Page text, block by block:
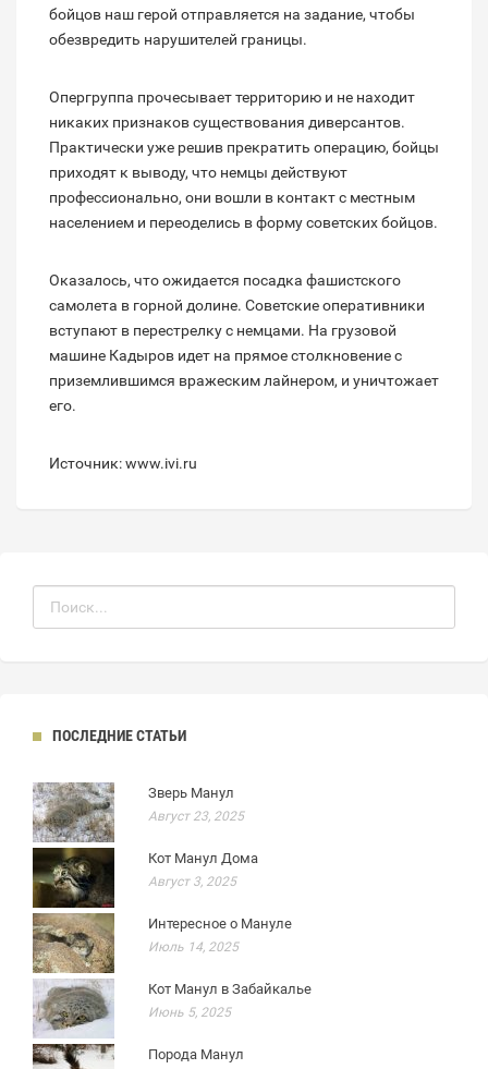
бойцов наш герой отправляется на задание, чтобы
обезвредить нарушителей границы.
Опергруппа прочесывает территорию и не находит
никаких признаков существования диверсантов.
Практически уже решив прекратить операцию, бойцы
приходят к выводу, что немцы действуют
профессионально, они вошли в контакт с местным
населением и переоделись в форму советских бойцов.
Оказалось, что ожидается посадка фашистского
самолета в горной долине. Советские оперативники
вступают в перестрелку с немцами. На грузовой
машине Кадыров идет на прямое столкновение с
приземлившимся вражеским лайнером, и уничтожает
его.
Источник: www.ivi.ru
ПОСЛЕДНИЕ СТАТЬИ
Зверь Манул
Август 23, 2025
Кот Манул Дома
Август 3, 2025
Интересное о Мануле
Июль 14, 2025
Кот Манул в Забайкалье
Июнь 5, 2025
Порода Манул